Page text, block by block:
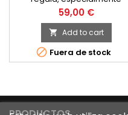
indicada para soportar los
maximos esfuerzos. valida
para todos los tipos de
producto rocket. Base
especialmente util para
montar en todo tipo de
importantes y que el
no afecte a la estetica de la
Price
59,00 €
 Add to cart
 Fuera de stock